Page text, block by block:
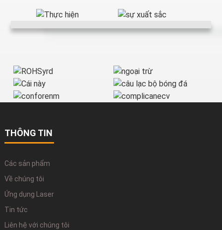
THÔNG TIN
Các sản phẩm
Về chúng tôi
Ứng dụng Laser
Tin tức
Liên hệ với chúng tôi